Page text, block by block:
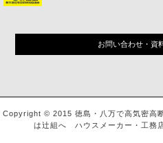
お問い合わせ・資
Copyright © 2015 徳島・八万で高気密高
は辻組へ ハウスメーカー・工務